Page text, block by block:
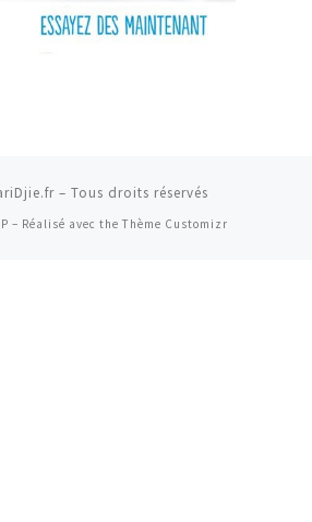
– Tous droits réservés
– Réalisé avec the Thème Customizr